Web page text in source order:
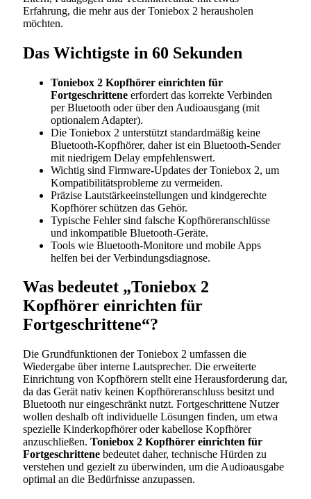
Erfahrung, die mehr aus der Toniebox 2 herausholen
möchten.
Das Wichtigste in 60 Sekunden
Toniebox 2 Kopfhörer einrichten für
Fortgeschrittene erfordert das korrekte Verbinden
per Bluetooth oder über den Audioausgang (mit
optionalem Adapter).
Die Toniebox 2 unterstützt standardmäßig keine
Bluetooth-Kopfhörer, daher ist ein Bluetooth-Sender
mit niedrigem Delay empfehlenswert.
Wichtig sind Firmware-Updates der Toniebox 2, um
Kompatibilitätsprobleme zu vermeiden.
Präzise Lautstärkeeinstellungen und kindgerechte
Kopfhörer schützen das Gehör.
Typische Fehler sind falsche Kopfhöreranschlüsse
und inkompatible Bluetooth-Geräte.
Tools wie Bluetooth-Monitore und mobile Apps
helfen bei der Verbindungsdiagnose.
Was bedeutet „Toniebox 2
Kopfhörer einrichten für
Fortgeschrittene“?
Die Grundfunktionen der Toniebox 2 umfassen die
Wiedergabe über interne Lautsprecher. Die erweiterte
Einrichtung von Kopfhörern stellt eine Herausforderung dar,
da das Gerät nativ keinen Kopfhöreranschluss besitzt und
Bluetooth nur eingeschränkt nutzt. Fortgeschrittene Nutzer
wollen deshalb oft individuelle Lösungen finden, um etwa
spezielle Kinderkopfhörer oder kabellose Kopfhörer
anzuschließen. Toniebox 2 Kopfhörer einrichten für
Fortgeschrittene bedeutet daher, technische Hürden zu
verstehen und gezielt zu überwinden, um die Audioausgabe
optimal an die Bedürfnisse anzupassen.